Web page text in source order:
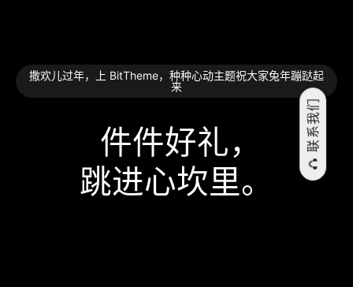
联系我们
撒欢儿过年，上 BitTheme，种种心动主题祝大家兔年蹦跶起
来
件件好礼，
跳⁠进⁠心⁠坎⁠里。